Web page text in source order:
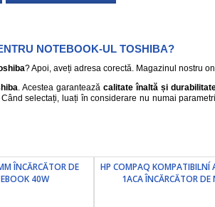
NOTEBOOK-UL TOSHIBA?
? Apoi, aveți adresa corectă. Magazinul nostru
. Acestea garantează calitate înaltă și
selectați, luați în considerare nu numai
ÎNCĂRCĂTOR DE
40W
HP COMPAQ KOMPATIBILNÍ
1ACA ÎNCĂRCĂTOR DE